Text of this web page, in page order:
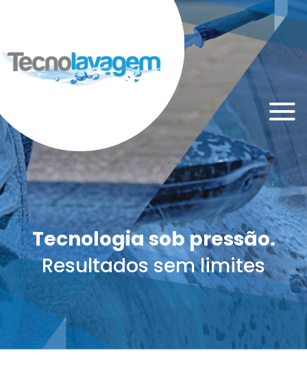
Tecnologia sob pressão.
Resultados sem limites